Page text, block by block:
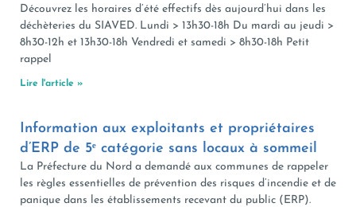
Découvrez les horaires d’été effectifs dès aujourd’hui dans les
déchèteries du SIAVED. Lundi > 13h30-18h Du mardi au jeudi >
8h30-12h et 13h30-18h Vendredi et samedi > 8h30-18h Petit
rappel
Lire l'article »
Information aux exploitants et propriétaires
d’ERP de 5ᵉ catégorie sans locaux à sommeil
La Préfecture du Nord a demandé aux communes de rappeler
les règles essentielles de prévention des risques d’incendie et de
panique dans les établissements recevant du public (ERP).